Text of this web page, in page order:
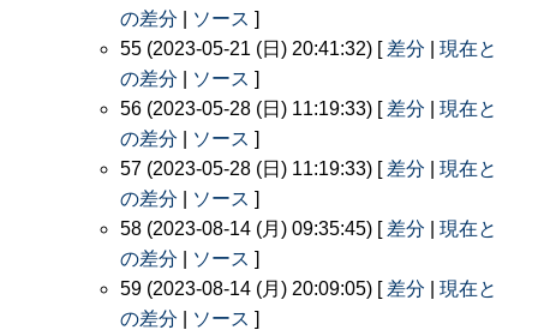
の差分
ソース ]
55 (2023-05-21 (日) 20:41:32) [ 差分
現在と
の差分
ソース ]
56 (2023-05-28 (日) 11:19:33) [ 差分
現在と
の差分
ソース ]
57 (2023-05-28 (日) 11:19:33) [ 差分
現在と
の差分
ソース ]
58 (2023-08-14 (月) 09:35:45) [ 差分
現在と
の差分
ソース ]
59 (2023-08-14 (月) 20:09:05) [ 差分
現在と
の差分
ソース ]